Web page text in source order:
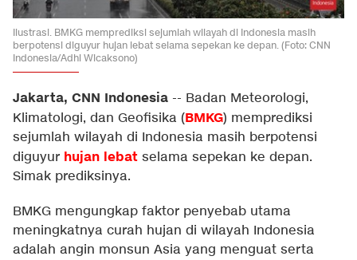
Ilustrasi. BMKG memprediksi sejumlah wilayah di Indonesia masih
berpotensi diguyur hujan lebat selama sepekan ke depan. (Foto: CNN
Indonesia/Adhi Wicaksono)
Jakarta, CNN Indonesia -- Badan Meteorologi,
Klimatologi, dan Geofisika (BMKG) memprediksi
sejumlah wilayah di Indonesia masih berpotensi
diguyur hujan lebat selama sepekan ke depan.
Simak prediksinya.
BMKG mengungkap faktor penyebab utama
meningkatnya curah hujan di wilayah Indonesia
adalah angin monsun Asia yang menguat serta